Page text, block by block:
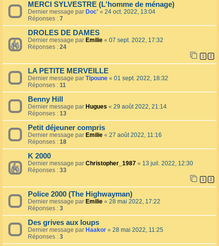
MERCI SYLVESTRE (L'homme de ménage)
Dernier message par Doc' « 24 oct. 2022, 13:04
Réponses : 7
DROLES DE DAMES
Dernier message par Emilie « 07 sept. 2022, 17:32
Réponses : 24
1 2
LA PETITE MERVEILLE
Dernier message par Tipoune « 01 sept. 2022, 18:32
Réponses : 11
Benny Hill
Dernier message par Hugues « 29 août 2022, 21:14
Réponses : 13
Petit déjeuner compris
Dernier message par Emilie « 27 août 2022, 11:16
Réponses : 18
K 2000
Dernier message par Christopher_1987 « 13 juil. 2022, 12:30
Réponses : 33
1 2
Police 2000 (The Highwayman)
Dernier message par Emilie « 28 mai 2022, 17:22
Réponses : 3
Des grives aux loups
Dernier message par Haakor « 28 mai 2022, 11:25
Réponses : 3